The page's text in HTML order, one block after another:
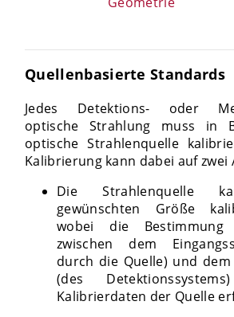
Quellenbasierte Standards
Jedes Detektions- oder
optische Strahlung muss in
optische Strahlenquelle
Kalibrierung kann dabei auf zwei
Die Strahlenquelle
gewünschten Größe
wobei die
zwischen dem
durch die Quelle) und dem
(des
Kalibrierdaten der Quelle